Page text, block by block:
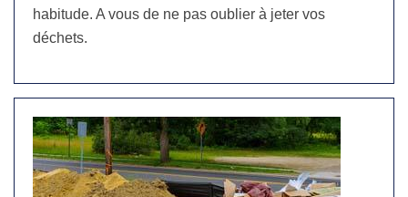
habitude. A vous de ne pas oublier à jeter vos
déchets.